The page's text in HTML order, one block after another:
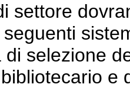
settore
di selezione
e